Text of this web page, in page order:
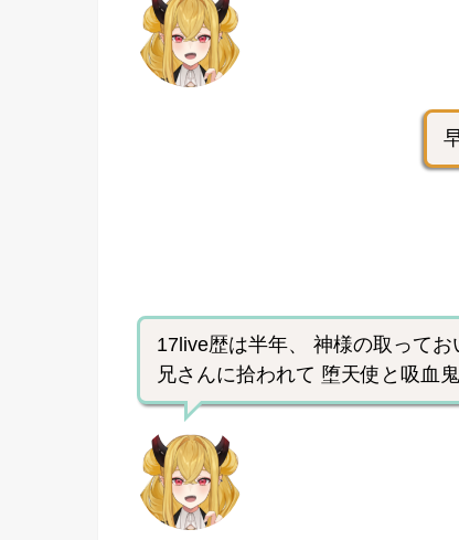
17live歴は半年、 神様の取って
兄さんに拾われて 堕天使と吸血